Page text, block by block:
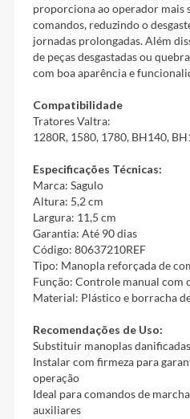
proporciona ao operador mais
comandos, reduzindo o
jornadas prolongadas. Além
de peças desgastadas ou
com boa aparência e
Compatibilidade
Tratores Valtra:
1280R, 1580, 1780, BH140,
Especificações Técnicas:
Marca: Sagulo
Altura: 5,2 cm
Largura: 11,5 cm
Garantia: Até 90 dias
Código: 80637210REF
Tipo: Manopla reforçada de
Função: Controle manual com
Material: Plástico e borracha
Recomendações de Uso:
Substituir manoplas
Instalar com firmeza para
operação
Ideal para comandos de
auxiliares